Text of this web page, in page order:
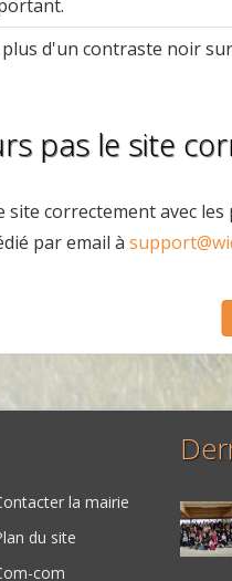
plus d'un contraste noir
pas le site
site correctement avec
par email à
la mairie
du site
com